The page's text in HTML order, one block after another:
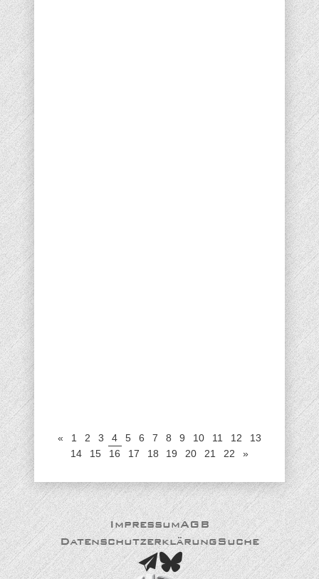
« 1 2 3 4 5 6 7 8 9 10 11 12
13
14
15 16 17 18 19 20 21 22 »
ImpressumAGB
DatenschutzerklärungSuche